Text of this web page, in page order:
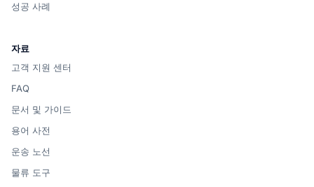
성공 사례
자료
고객 지원 센터
FAQ
문서 및 가이드
용어 사전
운송 노선
물류 도구